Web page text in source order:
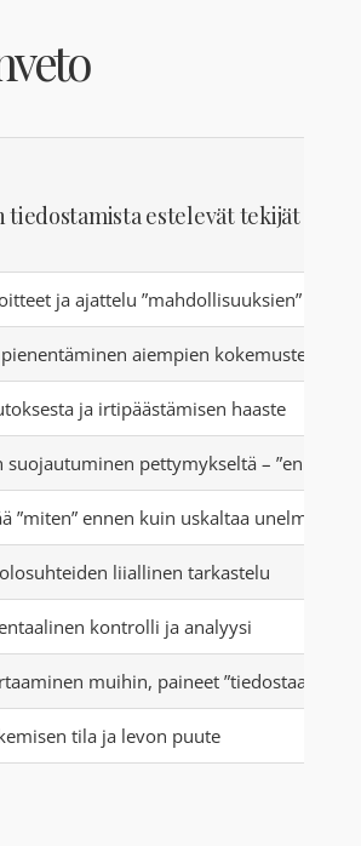
tiedostamista estelevät tekijät
ja ajattelu ”mahdollisuuksien” kautta
aiempien kokemusten tai
ja irtipäästämisen haaste
suojautuminen pettymykseltä – ”en tiedä,
”miten” ennen kuin uskaltaa unelmoida
liiallinen tarkastelu
kontrolli ja analyysi
muihin, paineet ”tiedostaa oma
tila ja levon puute